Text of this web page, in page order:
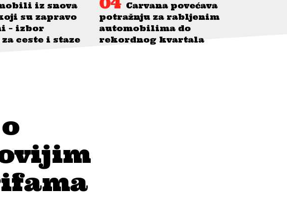
iz snova
su zapravo
– izbor
ceste i staze
Carvana povećava
potražnju za rabljenim
automobilima do
rekordnog kvartala